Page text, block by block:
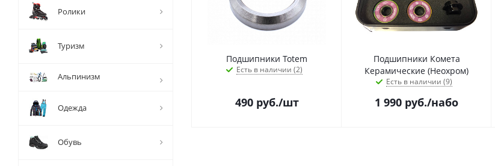
Подшипники Totem
Есть в наличии (2)
490руб./шт
Подшипники Комета
Керамические (Неохром)
Есть в наличии (9)
1 990 руб./набо
Ролики
Туризм
Альпинизм
Одежда
Обувь